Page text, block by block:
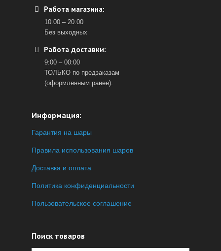
Работа магазина:
10:00 – 20:00
Без выходных
Работа доставки:
9:00 – 00:00
ТОЛЬКО по предзаказам
(оформленным ранее).
Информация:
Гарантия на шары
Правила использования шаров
Доставка и оплата
Политика конфиденциальности
Пользовательское соглашение
Поиск товаров